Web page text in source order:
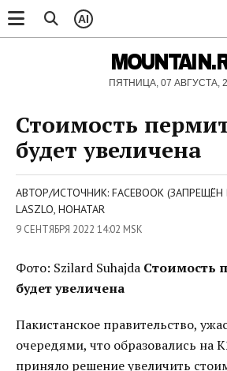
AI
ПЯТНИЦА, 07 АВГУСТА,
Стоимость
будет увеличена
АВТОР/ИСТОЧНИК: FACEBOOK (ЗАПРЕЩЁН
LASZLO, HOHATAR
9 СЕНТЯБРЯ 2022 14:02 MSK
Фото: Szilard Suhajda Стоимость
будет увеличена
Пакистанское правительство,
очередями, что образовались на
приняло решение увеличить